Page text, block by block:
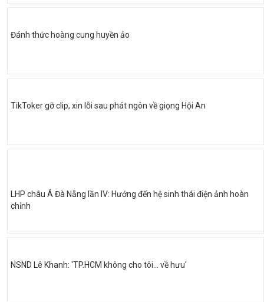
Đánh thức hoàng cung huyền ảo
TikToker gỡ clip, xin lỗi sau phát ngôn về giọng Hội An
LHP châu Á Đà Nẵng lần IV: Hướng đến hệ sinh thái điện ảnh hoàn
chỉnh
NSND Lê Khanh: 'TP.HCM không cho tôi… về hưu'